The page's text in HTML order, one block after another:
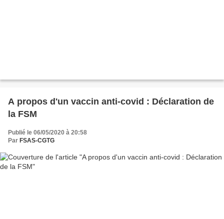
A propos d'un vaccin anti-covid : Déclaration de
la FSM
Publié le 06/05/2020 à 20:58
Par FSAS-CGTG